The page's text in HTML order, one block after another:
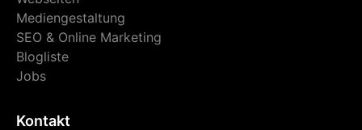
Mediengestaltung
SEO & Online Marketing
Blogliste
Jobs
Kontakt